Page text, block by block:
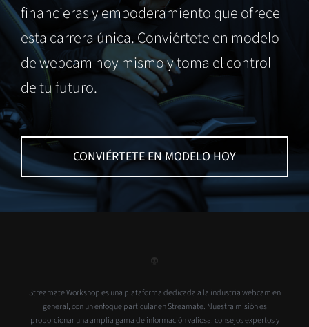
financieras y empoderamiento que ofrece
esta carrera única. Conviértete en modelo
de webcam hoy mismo y toma el control
de tu futuro.
CONVIÉRTETE EN MODELO HOY
Streamate Workshop es una plataforma dedicada a la industria webcam en
general, con un enfoque particular en Streamate. Nuestra misión es
proporcionar una amplia gama de información valiosa, consejos expertos y